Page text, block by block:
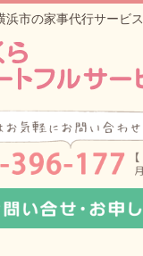
浜市の家事代行サービス